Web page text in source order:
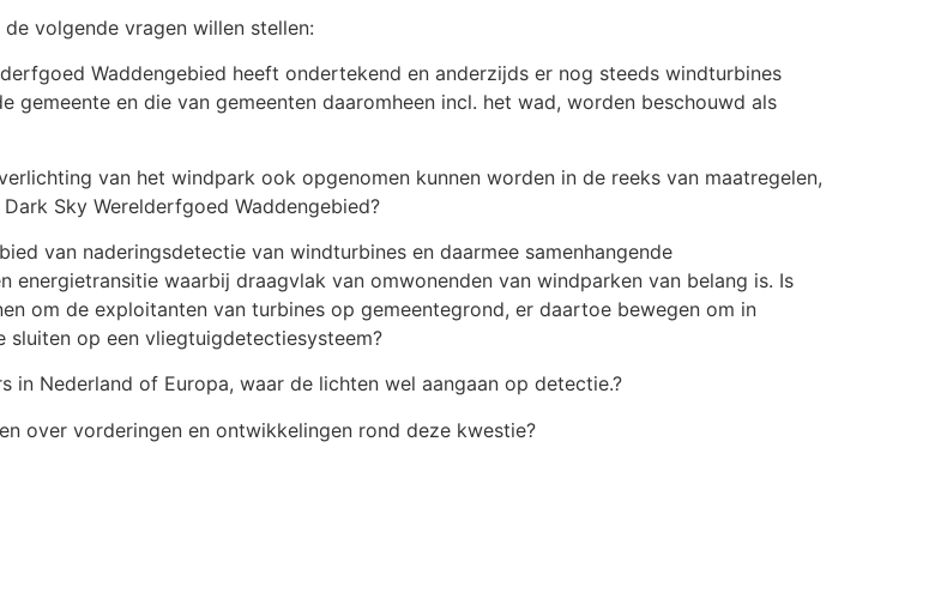
volgende vragen willen stellen:
Waddengebied heeft ondertekend en anderzijds er nog steeds windturbines
en die van gemeenten daaromheen incl. het wad, worden beschouwd als
van het windpark ook opgenomen kunnen worden in de reeks van maatregelen,
Sky Werelderfgoed Waddengebied?
van naderingsdetectie van windturbines en daarmee samenhangende
waarbij draagvlak van omwonenden van windparken van belang is. Is
om de exploitanten van turbines op gemeentegrond, er daartoe bewegen om in
op een vliegtuigdetectiesysteem?
Nederland of Europa, waar de lichten wel aangaan op detectie.?
over vorderingen en ontwikkelingen rond deze kwestie?